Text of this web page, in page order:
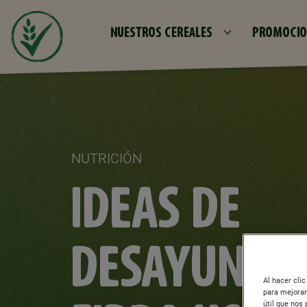
NUESTROS CEREALES
NUTRICIÓN
IDEAS DE
Al hacer
para
útil que nos